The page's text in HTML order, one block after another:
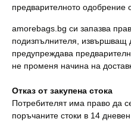
предварителното одобрение
amorebags.bg си запазва
подизпълнителя, извършващ
предупреждава
не променя начина на
Отказ от закупена стока
Потребителят има право да
поръчаните стоки в 14